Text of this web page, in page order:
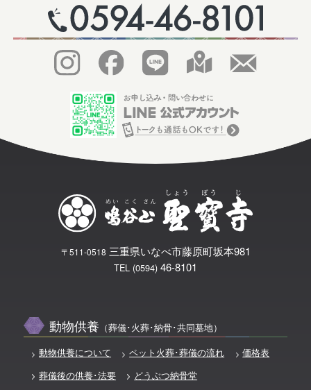
〒511-0518 三重県いなべ市藤原町坂本981
TEL (0594) 46-8101
動物供養 （葬儀･火葬･納骨･共同墓地）
動物供養について
ペット火葬･葬儀の流れ
価格表
葬儀後の供養･法要
どうぶつ納骨堂